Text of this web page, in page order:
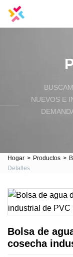
NUEVOS E
Hogar > Productos >
Detalles
Bolsa de
cosecha